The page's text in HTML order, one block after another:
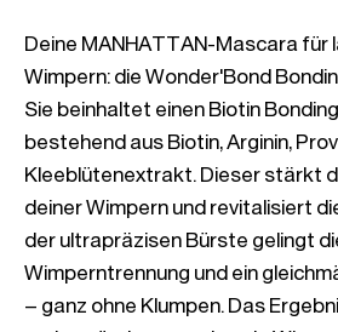
Deine MANHATTAN-Mascara
Wimpern: die Wonder'Bond
Sie beinhaltet einen Biotin
bestehend aus Biotin, Arginin,
Kleeblütenextrakt. Dieser stärkt
deiner Wimpern und revitalisiert
der ultrapräzisen Bürste gelingt
Wimperntrennung und ein
– ganz ohne Klumpen. Das